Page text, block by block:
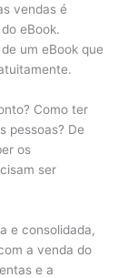
vendas é
eBook.
um eBook que
Como ter
pessoas? De
os
ser
e consolidada,
a venda do
e a